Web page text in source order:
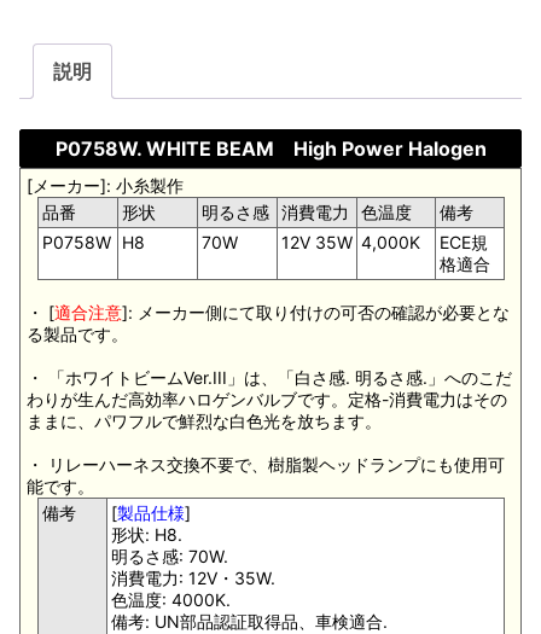
説明
P0758W. WHITE BEAM High Power Halogen
[メーカー]: 小糸製作
品番
形状 明るさ感 消費電力 色温度
備考
P0758W
H8 70W 12V 35W 4,000K
ECE規
格適合
・ [適合注意]: メーカー側にて取り付けの可否の確認が必要とな
る製品です。
・ 「ホワイトビームVer.III」は、「白さ感. 明るさ感.」へのこだ
わりが生んだ高効率ハロゲンバルブです。定格-消費電力はその
ままに、パワフルで鮮烈な白色光を放ちます。
・ リレーハーネス交換不要で、樹脂製ヘッドランプにも使用可
能です。
備考
[製品仕様]
形状: H8.
明るさ感: 70W.
消費電力: 12V・35W.
色温度: 4000K.
備考: UN部品認証取得品、車検適合.